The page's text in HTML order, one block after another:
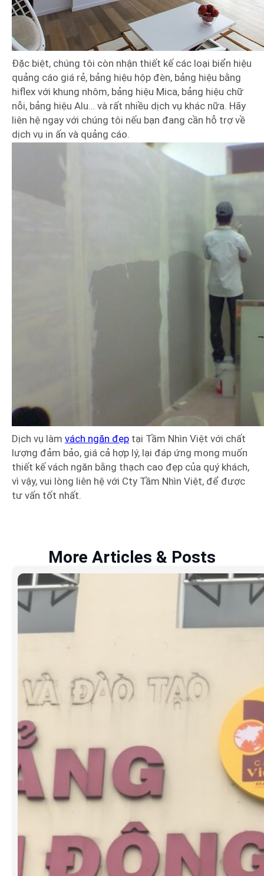
Đặc biệt, chúng tôi còn nhận thiết kế các loại biển hiệu
quảng cáo giá rẻ, bảng hiệu hộp đèn, bảng hiệu bằng
hiflex với khung nhôm, bảng hiệu Mica, bảng hiệu chữ
nỗi, bảng hiệu Alu… và rất nhiều dịch vụ khác nữa. Hãy
liên hệ ngay với chúng tôi nếu bạn đang cần hỗ trợ về
dịch vụ in ấn và quảng cáo.
Dịch vụ làm vách ngăn đẹp tại Tầm Nhìn Việt với chất
lượng đảm bảo, giá cả hợp lý, lại đáp ứng mong muốn
thiết kế vách ngăn bằng thạch cao đẹp của quý khách,
vì vậy, vui lòng liên hệ với Cty Tầm Nhìn Việt, để được
tư vấn tốt nhất.
More Articles & Posts